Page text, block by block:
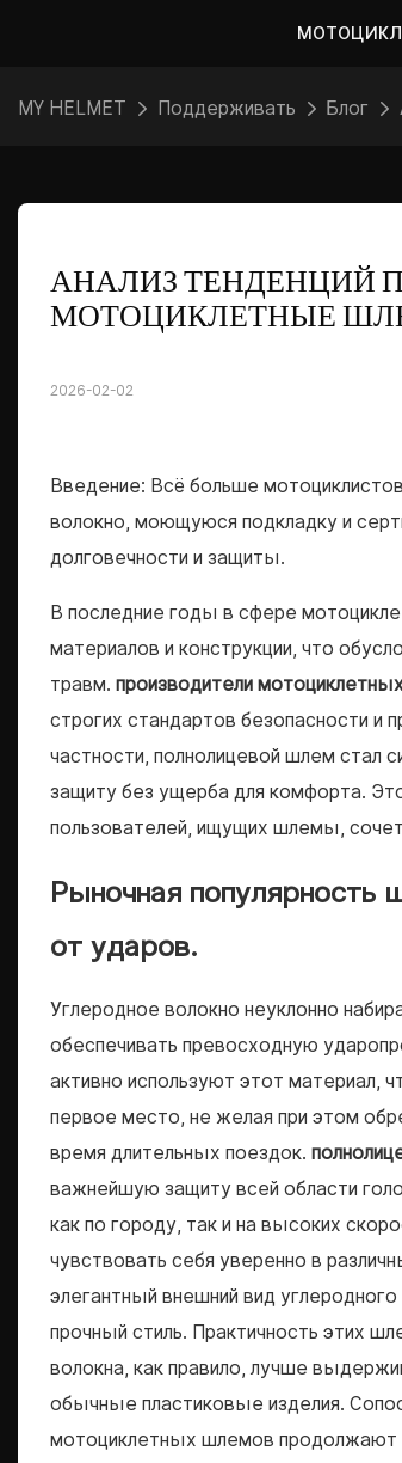
MY HELMET Поддерживать Блог
АНАЛИЗ ТЕНДЕНЦИЙ
МОТОЦИКЛЕТНЫЕ
2026-02-02
Введение: Всё больше
волокно, моющуюся подкладку и
долговечности и защиты.
В последние годы в сфере
материалов и конструкции, что
травм. производители
строгих стандартов безопасности и
частности, полнолицевой шлем стал
защиту без ущерба для комфорта.
пользователей, ищущих шлемы,
Рыночная популярность
от ударов.
Углеродное волокно неуклонно
обеспечивать превосходную
активно используют этот материал,
первое место, не желая при этом
время длительных поездок.
важнейшую защиту всей области
как по городу, так и на высоких
чувствовать себя уверенно в
элегантный внешний вид
прочный стиль. Практичность этих
волокна, как правило, лучше
обычные пластиковые изделия.
мотоциклетных шлемов продолжают